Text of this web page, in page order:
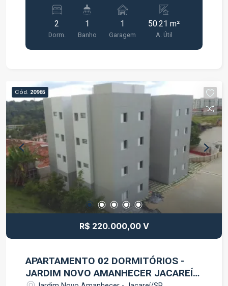
que agrega qualidade de vida e bem estar,
proporcionando tranquilidade em habitar. Contem:
- 02 Dormitórios; - Sala ampla e arejada; -
Cozinha; - Área de Serviço; - Garagem. Agende já
2
Dorm.
1
Banho
1
Garagem
50.21 m²
A. Útil
Cód. 20965
R$ 220.000,00 V
APARTAMENTO 02 DORMITÓRIOS -
JARDIM NOVO AMANHECER JACAREÍ